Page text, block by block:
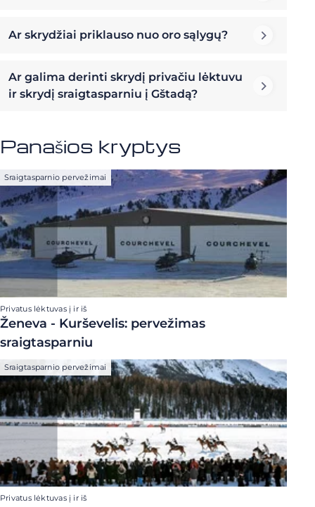
Ar skrydžiai priklauso nuo oro sąlygų?
Ar galima derinti skrydį privačiu lėktuvu
ir skrydį sraigtasparniu į Gštadą?
Panašios kryptys
Sraigtasparnio pervežimai
Privatus lėktuvas į ir iš
Ženeva - Kurševelis: pervežimas
sraigtasparniu
Sraigtasparnio pervežimai
Privatus lėktuvas į ir iš